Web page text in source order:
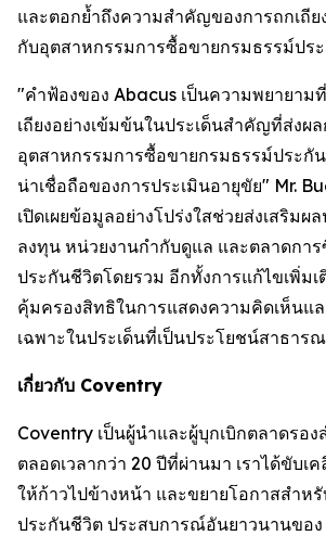
และตอกย้ำถึงความสำคัญของการถกเถียง
กับอุตสาหกรรมการซื้อขายกรมธรรม์ปร
"คำฟ้องของ Abacus เป็นความพยายาม
เถียงอย่างเข้มข้นในประเด็นสำคัญที่ส่งผ
อุตสาหกรรมการซื้อขายกรมธรรม์ประกั
น่าเชื่อถือของการประเมินอายุขัย" Mr.
เปิดเผยข้อมูลอย่างโปร่งใสช่วยส่งเสริมผ
ลงทุน หน่วยงานกำกับดูแล และตลาดกา
ประกันชีวิตโดยรวม อีกทั้งการแก้ไขเพิ่มเ
คุ้มครองสิทธิในการแสดงความคิดเห็นแ
เฉพาะในประเด็นที่เป็นประโยชน์สาธาร
เกี่ยวกับ Coventry
Coventry เป็นผู้นำและผู้บุกเบิกตลาดรอ
ตลอดเวลากว่า 20 ปีที่ผ่านมา เราได้ขับเ
ให้ก้าวไปข้างหน้า และขยายโอกาสสำห
ประกันชีวิต ประสบการณ์อันยาวนานขอ